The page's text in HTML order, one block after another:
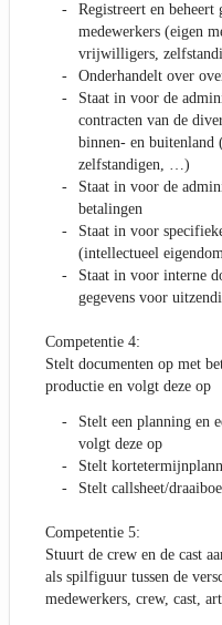
Registreert en beheert
medewerkers (eigen
vrijwilligers,
Onderhandelt over
Staat in voor de
contracten van de
binnen- en
zelfstandigen, …)
Staat in voor de
betalingen
Staat in voor
(intellectueel
Staat in voor interne
gegevens voor
Competentie 4:
Stelt documenten op met
productie en volgt deze op
Stelt een planning en
volgt deze op
Stelt
Stelt callsheet/
Competentie 5:
Stuurt de crew en de cast
als spilfiguur tussen de
medewerkers, crew, cast,